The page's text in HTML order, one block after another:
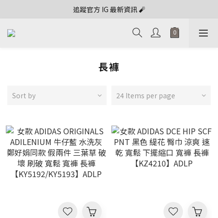
追蹤官方 IG 最新資訊 🧨
長褲
Sort by 24 Items per page